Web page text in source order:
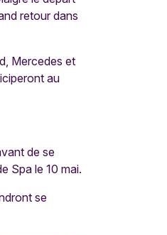
retour dans
Mercedes et
au
de se
Spa le 10 mai.
se